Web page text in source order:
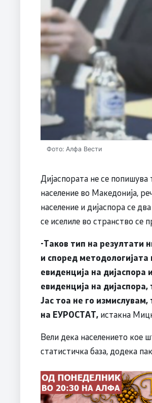
Фото: Алфа Вести
Дијаспората не се попишува
население во Македонија,
население и дијаспора се
се иселиле во странство се
-Таков тип на резултати
и според
евиденција на дијаспора
евиденција на
Јас тоа не го
на ЕУРОСТАТ, истакна
Вели дека населението кое
статистичка база, додека